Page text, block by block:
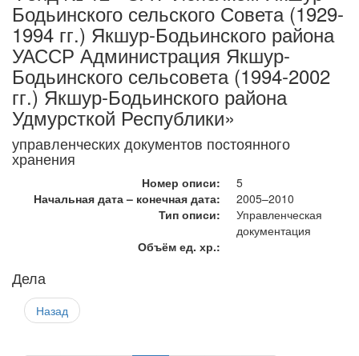
Бодьинского сельского Совета (1929-
1994 гг.) Якшур-Бодьинского района
УАССР Администрация Якшур-
Бодьинского сельсовета (1994-2002
гг.) Якшур-Бодьинского района
Удмурсткой Республики»
управленческих документов постоянного
хранения
Номер описи:
5
Начальная дата – конечная дата:
2005–2010
Тип описи:
Управленческая
документация
Объём ед. хр.:
Дела
Назад